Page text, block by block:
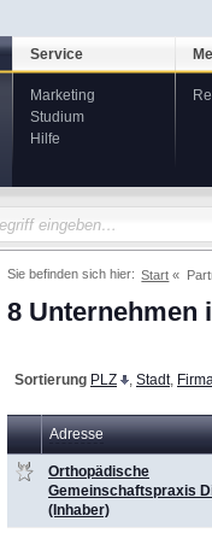
Service
Marketing
Studium
Hilfe
Sie befinden sich hier: Start
8 Unternehmen
Sortierung PLZ Stadt,
Adresse
Orthopädische
Gemeinschaftspraxis
(Inhaber)